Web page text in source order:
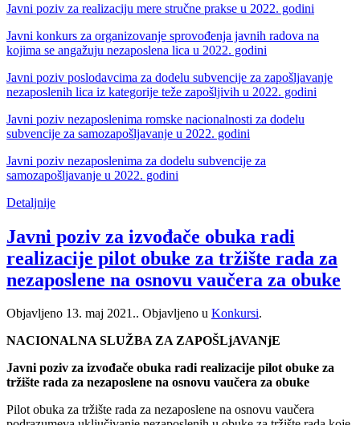
Javni poziv za realizaciju mere stručne prakse u 2022. godini
Javni konkurs za organizovanje sprovođenja javnih radova na
kojima se angažuju nezaposlena lica u 2022. godini
Javni poziv poslodavcima za dodelu subvencije za zapošljavanje
nezaposlenih lica iz kategorije teže zapošljivih u 2022. godini
Javni poziv nezaposlenima romske nacionalnosti za dodelu
subvencije za samozapošljavanje u 2022. godini
Javni poziv nezaposlenima za dodelu subvencije za
samozapošljavanje u 2022. godini
Detaljnije
Javni poziv za izvođače obuka radi
realizacije pilot obuke za tržište rada za
nezaposlene na osnovu vaučera za obuke
Objavljeno 13. maj 2021.. Objavljeno u Konkursi.
NACIONALNA SLUŽBA ZA ZAPOŠLjAVANjE
Javni poziv za izvođače obuka radi realizacije pilot obuke za
tržište rada za nezaposlene na osnovu vaučera za obuke
Pilot obuka za tržište rada za nezaposlene na osnovu vaučera